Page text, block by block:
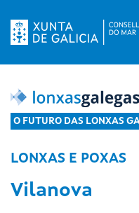
O FUTURO DAS LONXAS
LONXAS E POXAS
Vilanova